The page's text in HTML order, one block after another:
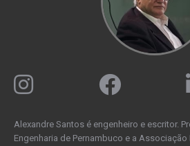
Alexandre Santos é engenheiro e escritor.
Engenharia de Pernambuco e a